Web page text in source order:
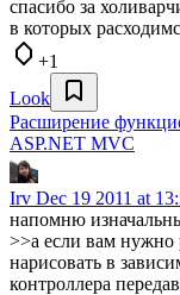
спасибо за
в которых
+1
Look
Расширение
ASP.NET MVC
Irv Dec 19 2011 at
напомню
>>а если вам нужно
нарисовать в
контроллера